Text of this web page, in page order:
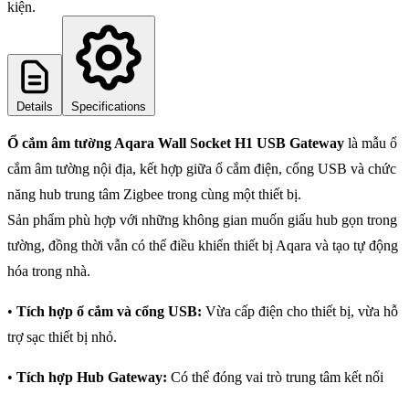
kiện.
Details Specifications
Ổ cắm âm tường Aqara Wall Socket H1 USB Gateway là mẫu ổ
cắm âm tường nội địa, kết hợp giữa ổ cắm điện, cổng USB và chức
năng hub trung tâm Zigbee trong cùng một thiết bị.
Sản phẩm phù hợp với những không gian muốn giấu hub gọn trong
tường, đồng thời vẫn có thể điều khiển thiết bị Aqara và tạo tự động
hóa trong nhà.
• Tích hợp ổ cắm và cổng USB: Vừa cấp điện cho thiết bị, vừa hỗ
trợ sạc thiết bị nhỏ.
• Tích hợp Hub Gateway: Có thể đóng vai trò trung tâm kết nối